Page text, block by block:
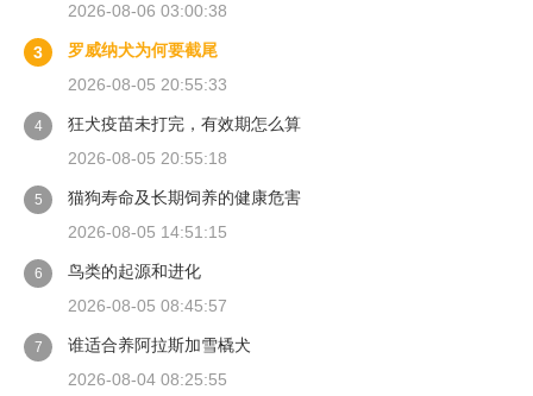
2026-08-06 03:00:38
3
罗威纳犬为何要截尾
2026-08-05 20:55:33
4
狂犬疫苗未打完，有效期怎么算
2026-08-05 20:55:18
5
猫狗寿命及长期饲养的健康危害
2026-08-05 14:51:15
6
鸟类的起源和进化
2026-08-05 08:45:57
7
谁适合养阿拉斯加雪橇犬
2026-08-04 08:25:55